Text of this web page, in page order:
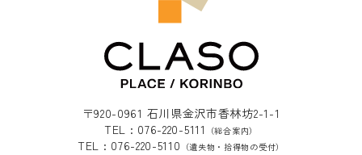
〒920-0961 石川県金沢市香林坊2-1-1
TEL : 076-220-5111
（総合案内）
TEL : 076-220-5110 （遺失物・拾得物の受付）